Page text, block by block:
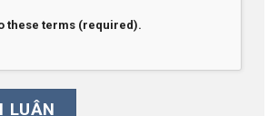
these terms (required).